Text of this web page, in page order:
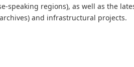
speaking regions), as well as the
and infrastructural projects.